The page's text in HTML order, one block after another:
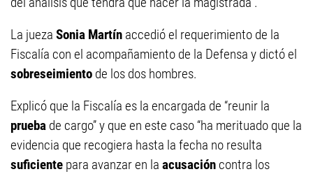
La jueza Sonia Martín accedió el requerimiento de la
Fiscalía con el acompañamiento de la Defensa y dictó el
sobreseimiento de los dos hombres.
Explicó que la Fiscalía es la encargada de “reunir la
prueba de cargo” y que en este caso “ha merituado que la
evidencia que recogiera hasta la fecha no resulta
suficiente para avanzar en la acusación contra los